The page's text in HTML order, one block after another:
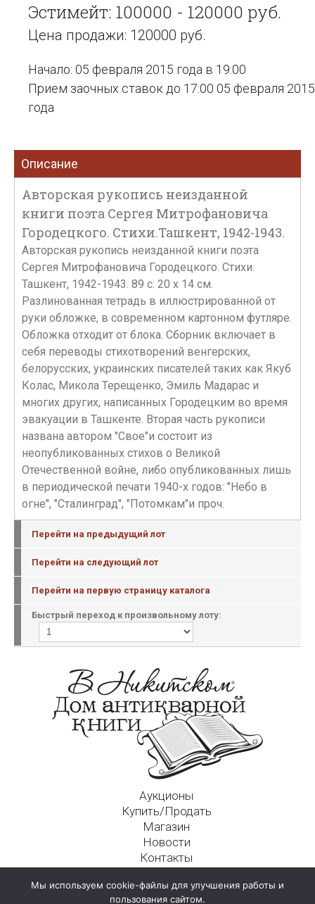
Эстимейт: 100000 - 120000 руб.
Цена продажи: 120000 руб.
Начало: 05 февраля 2015 года в 19:00
Прием заочных ставок до 17:00 05 февраля 2015
года
Описание
Авторская рукопись неизданной
книги поэта Сергея Митрофановича
Городецкого. Стихи.Ташкент, 1942-1943.
Авторская рукопись неизданной книги поэта
Сергея Митрофановича Городецкого. Стихи.
Ташкент, 1942-1943. 89 с. 20 х 14 см.
Разлинованная тетрадь в иллюстрированной от
руки обложке, в современном картонном футляре.
Обложка отходит от блока. Сборник включает в
себя переводы стихотворений венгерских,
белорусских, украинских писателей таких как Якуб
Колас, Микола Терещенко, Эмиль Мадарас и
многих других, написанных Городецким во время
эвакуации в Ташкенте. Вторая часть рукописи
названа автором "Свое"и состоит из
неопубликованных стихов о Великой
Отечественной войне, либо опубликованных лишь
в периодической печати 1940-х годов: "Небо в
огне", "Сталинград", "Потомкам"и проч.
Перейти на предыдущий лот
Перейти на следующий лот
Перейти на первую страницу каталога
Быстрый переход к произвольному лоту:
Аукционы
Купить/Продать
Магазин
Новости
Контакты
125009, г. Москва, Никитский пер., д. 4а, стр. 1
Мы используем cookie-файлы для улучшения работы и
пользования сайтом.